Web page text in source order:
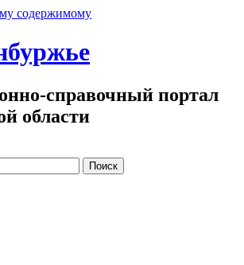
содержимому
справочный портал
области